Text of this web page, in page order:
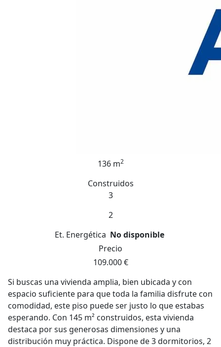
136 m2
Construidos
3
2
Et. Energética No disponible
Precio
109.000 €
Si buscas una vivienda amplia, bien ubicada y con
espacio suficiente para que toda la familia disfrute con
comodidad, este piso puede ser justo lo que estabas
esperando. Con 145 m² construidos, esta vivienda
destaca por sus generosas dimensiones y una
distribución muy práctica. Dispone de 3 dormitorios, 2